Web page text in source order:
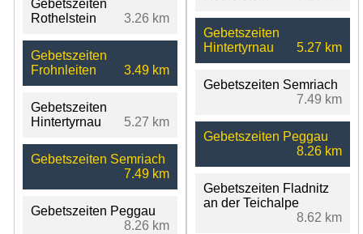
Gebetszeiten
Rothelstein
3.26 km
Gebetszeiten
Frohnleiten
3.49 km
Gebetszeiten
Hintertyrnau
5.27 km
Gebetszeiten Semriach
7.49 km
Gebetszeiten Peggau
8.26 km
Gebetszeiten
Hintertyrnau
5.27 km
Gebetszeiten Semriach
7.49 km
Gebetszeiten Peggau
8.26 km
Gebetszeiten Fladnitz
an der Teichalpe
8.62 km